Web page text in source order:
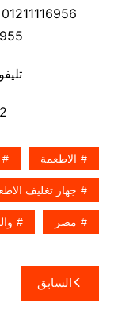
تليفون
002
الاطعمة
جهاز تغليف
مصر
تصفّح
المقالات
السابق